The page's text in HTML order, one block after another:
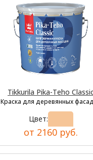
Tikkurila Pika-Teho
Краска для деревянных
Цвет:
от 2160 руб.